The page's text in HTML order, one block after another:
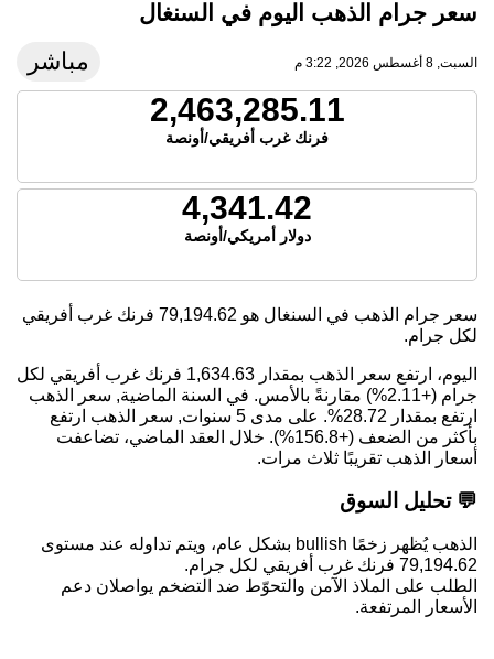
سعر جرام الذهب اليوم في السنغال
السبت, 8 أغسطس 2026, 3:22 م مباشر
2,463,285.11
فرنك غرب أفريقي/أونصة
4,341.42
دولار أمريكي/أونصة
سعر جرام الذهب في السنغال هو 79,194.62 فرنك غرب أفريقي
لكل جرام.
اليوم، ارتفع سعر الذهب بمقدار 1,634.63 فرنك غرب أفريقي لكل
جرام (+2.11%) مقارنةً بالأمس. في السنة الماضية, سعر الذهب
ارتفع بمقدار 28.72%. على مدى 5 سنوات, سعر الذهب ارتفع
بأكثر من الضعف (+156.8%). خلال العقد الماضي، تضاعفت
أسعار الذهب تقريبًا ثلاث مرات.
💬 تحليل السوق
الذهب يُظهر زخمًا bullish بشكل عام، ويتم تداوله عند مستوى
79,194.62 فرنك غرب أفريقي لكل جرام.
الطلب على الملاذ الآمن والتحوّط ضد التضخم يواصلان دعم
الأسعار المرتفعة.